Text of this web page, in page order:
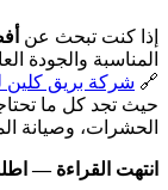
إذا كنت تبحث عن
المناسبة والجودة
🔗 شركة بريق كلين
حيث تجد كل ما
الحشرات، وصيانة
انتهت القراءة —